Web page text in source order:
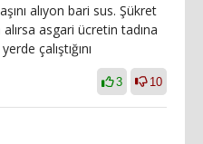
alıyon bari sus. Şükret
asgari ücretin tadına
çalıştığını
3 10